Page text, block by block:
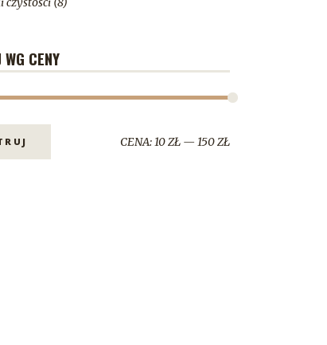
CENY
CENA:10 ZŁ— 150 ZŁ